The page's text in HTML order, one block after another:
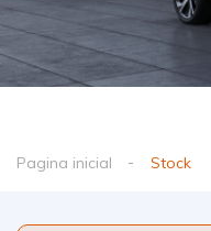
Pagina inicial Stock